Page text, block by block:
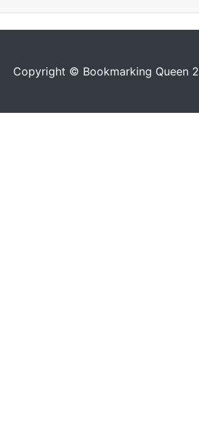
Copyright © Bookmarking Queen